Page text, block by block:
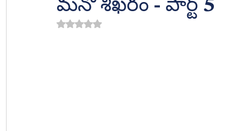
మనో శిఖరం - పార్ట్ 5
Rated NaN out of 5 stars.